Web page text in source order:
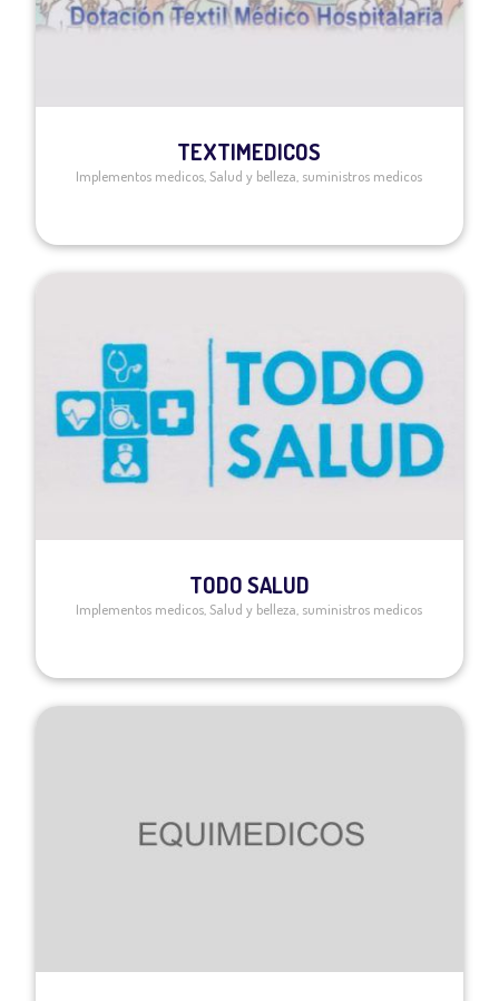
TEXTIMEDICOS
Implementos medicos ,Salud y belleza suministros medicos
TODO SALUD
Implementos medicos ,Salud y belleza suministros medicos